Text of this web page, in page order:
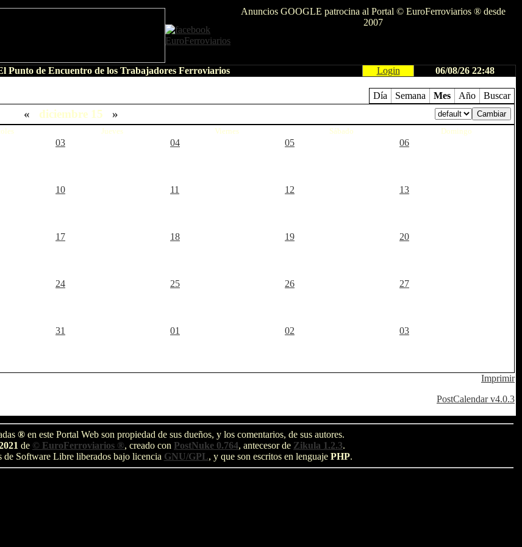
Anuncios GOOGLE patrocina al Portal © EuroFerroviarios ® desde
2007
Punto de Encuentro de los Trabajadores Ferroviarios Login 06/08/26 22:48
Día Semana Mes Año Buscar
« diciembre 15 »
Jueves Viernes Sábado Domingo
03 04 05 06
10 11 12 13
17 18 19 20
24 25 26 27
31 01 02 03
Imprimir
PostCalendar v4.0.3
®en este Portal Web son propiedad de sus dueños, y los comentarios, de sus autores.
de © EuroFerroviarios ®, creado con PostNuke 0.764, antecesor de Zikula 1.2.3.
de Software Libre liberados bajo licencia GNU/GPL, y que son escritos en lenguaje PHP.